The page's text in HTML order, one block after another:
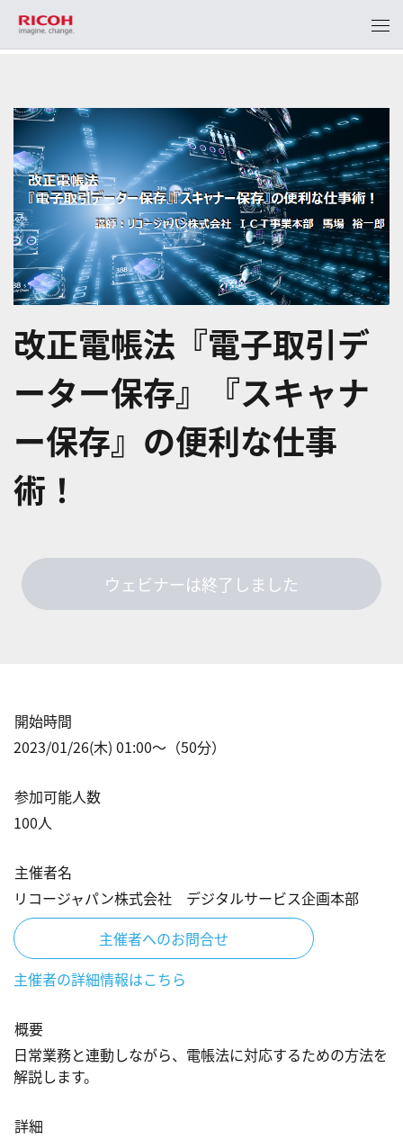
改正電帳法『電子取引デ
ーター保存』『スキャナ
ー保存』の便利な仕事
術！
ウェビナーは終了しました
開始時間
2023/01/26(木) 01:00〜（50分）
参加可能人数
100人
主催者名
リコージャパン株式会社 デジタルサービス企画本部
主催者へのお問合せ
主催者の詳細情報はこちら
概要
日常業務と連動しながら、電帳法に対応するための方法を
解説します。
詳細